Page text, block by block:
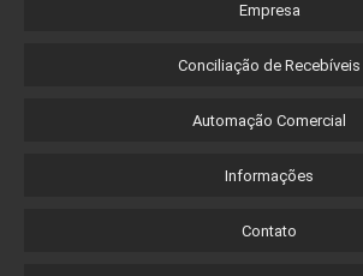
Empresa
Conciliação de Recebíveis
Automação Comercial
Informações
Contato